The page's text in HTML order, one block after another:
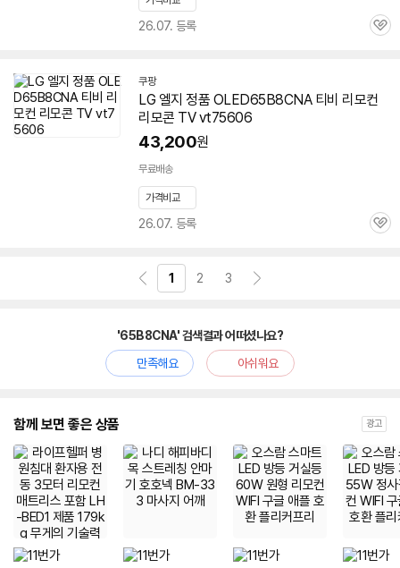
26.07. 등록
관
쿠팡
LG 엘지 정품 OLED65B8CNA 티비 리모컨
리모콘 TV vt75606
43,200원
무료배송
가격비교
26.07. 등록
관
1 2 3
'65B8CNA' 검색결과 어떠셨나요?
만족해요
아쉬워요
함께 보면 좋은 상품 광고